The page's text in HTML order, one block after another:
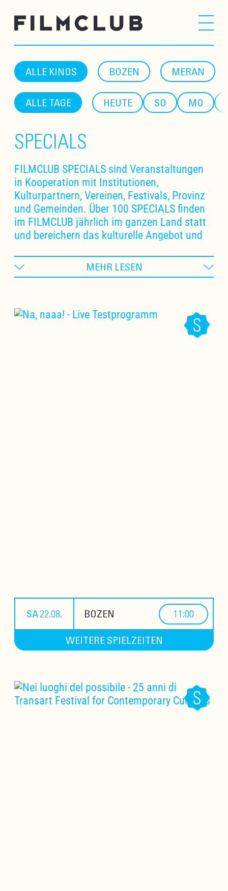
ALLE KINOS BOZEN MERAN
ALLE TAGE HEUTE SO MO
SPECIALS
FILMCLUB SPECIALS sind Veranstaltungen
in Kooperation mit Institutionen,
Kulturpartnern, Vereinen, Festivals, Provinz
und Gemeinden. Über 100 SPECIALS finden
im FILMCLUB jährlich im ganzen Land statt
und bereichern das kulturelle Angebot und
MEHR LESEN
SA 22.08. BOZEN 11:00
WEITERE SPIELZEITEN